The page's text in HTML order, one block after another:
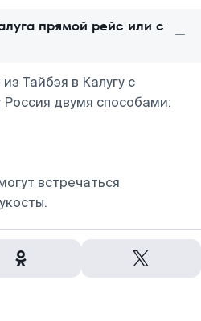
прямой рейс или с
Тайбэя в Калугу с
двумя способами:
встречаться